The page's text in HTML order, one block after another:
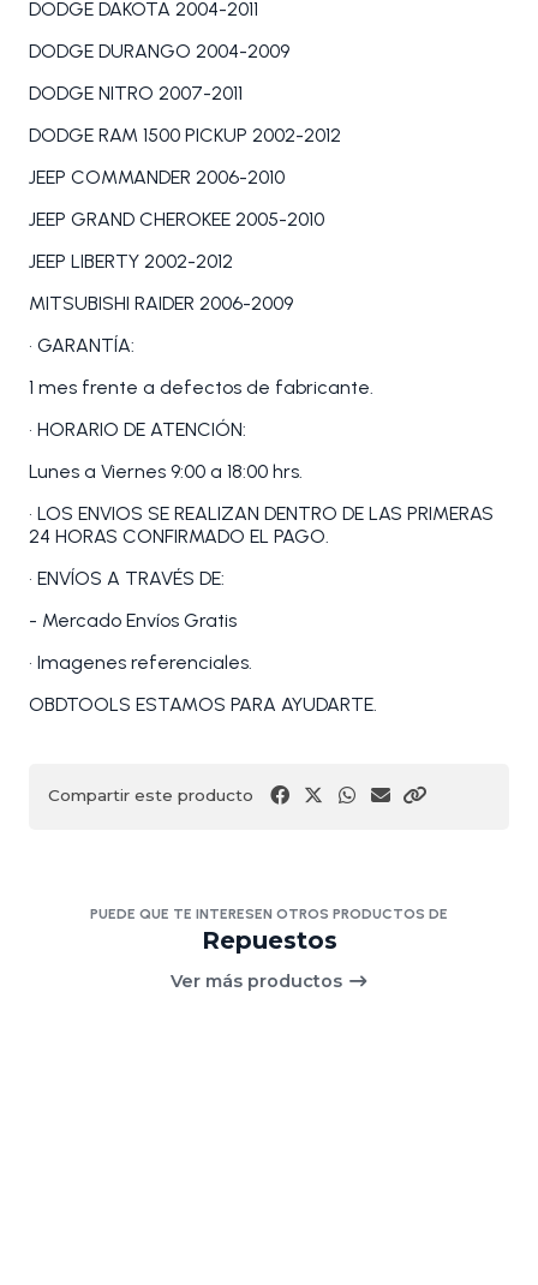
DODGE DAKOTA 2004-2011
DODGE DURANGO 2004-2009
DODGE NITRO 2007-2011
DODGE RAM 1500 PICKUP 2002-2012
JEEP COMMANDER 2006-2010
JEEP GRAND CHEROKEE 2005-2010
JEEP LIBERTY 2002-2012
MITSUBISHI RAIDER 2006-2009
• GARANTÍA:
1 mes frente a defectos de fabricante.
• HORARIO DE ATENCIÓN:
Lunes a Viernes 9:00 a 18:00 hrs.
• LOS ENVIOS SE REALIZAN DENTRO DE LAS PRIMERAS
24 HORAS CONFIRMADO EL PAGO.
• ENVÍOS A TRAVÉS DE:
- Mercado Envíos Gratis
• Imagenes referenciales.
OBDTOOLS ESTAMOS PARA AYUDARTE.
Compartir este producto
PUEDE QUE TE INTERESEN OTROS PRODUCTOS DE
Repuestos
Ver más productos